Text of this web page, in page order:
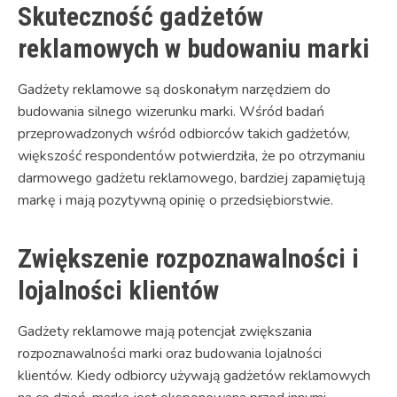
Skuteczność gadżetów
reklamowych w budowaniu marki
Gadżety reklamowe są doskonałym narzędziem do
budowania silnego wizerunku marki. Wśród badań
przeprowadzonych wśród odbiorców takich gadżetów,
większość respondentów potwierdziła, że po otrzymaniu
darmowego gadżetu reklamowego, bardziej zapamiętują
markę i mają pozytywną opinię o przedsiębiorstwie.
Zwiększenie rozpoznawalności i
lojalności klientów
Gadżety reklamowe mają potencjał zwiększania
rozpoznawalności marki oraz budowania lojalności
klientów. Kiedy odbiorcy używają gadżetów reklamowych